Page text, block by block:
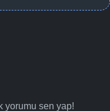
yorumu sen yap!